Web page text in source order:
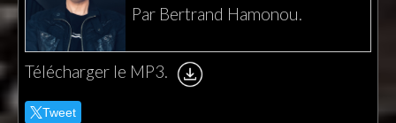
Par Bertrand Hamonou.
Télécharger le MP3.
Tweet